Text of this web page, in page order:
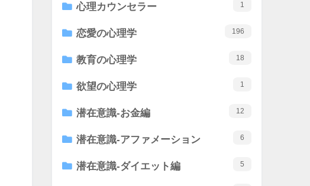
心理カウンセラー 1
恋愛の心理学 196
教育の心理学 18
欲望の心理学 1
潜在意識-お金編 12
潜在意識-アファメーション 6
潜在意識-ダイエット編 5